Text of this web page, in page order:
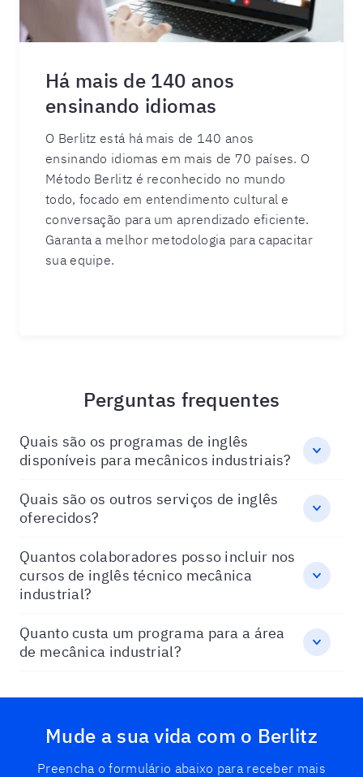
Há mais de 140 anos
ensinando idiomas
O Berlitz está há mais de 140 anos
ensinando idiomas em mais de 70 países. O
Método Berlitz é reconhecido no mundo
todo, focado em entendimento cultural e
conversação para um aprendizado eficiente.
Garanta a melhor metodologia para capacitar
sua equipe.
Perguntas frequentes
Quais são os programas de inglês
disponíveis para mecânicos industriais?
Quais são os outros serviços de inglês
oferecidos?
Quantos colaboradores posso incluir nos
cursos de inglês técnico mecânica
industrial?
Quanto custa um programa para a área
de mecânica industrial?
Mude a sua vida com o Berlitz
Preencha o formulário abaixo para receber mais